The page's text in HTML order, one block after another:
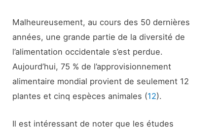
Malheureusement, au cours des 50 dernières
années, une grande partie de la diversité de
l’alimentation occidentale s’est perdue.
Aujourd’hui, 75 % de l’approvisionnement
alimentaire mondial provient de seulement 12
plantes et cinq espèces animales (12).
Il est intéressant de noter que les études